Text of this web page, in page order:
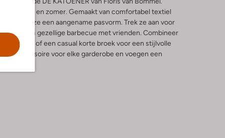
de lente en zomer. Gemaakt van comfortabel textiel
bieden ze een aangename pasvorm. Trek ze aan voor
of een gezellige barbecue met vrienden. Combineer
broek of een casual korte broek voor een stijlvolle
accessoire voor elke garderobe en voegen een